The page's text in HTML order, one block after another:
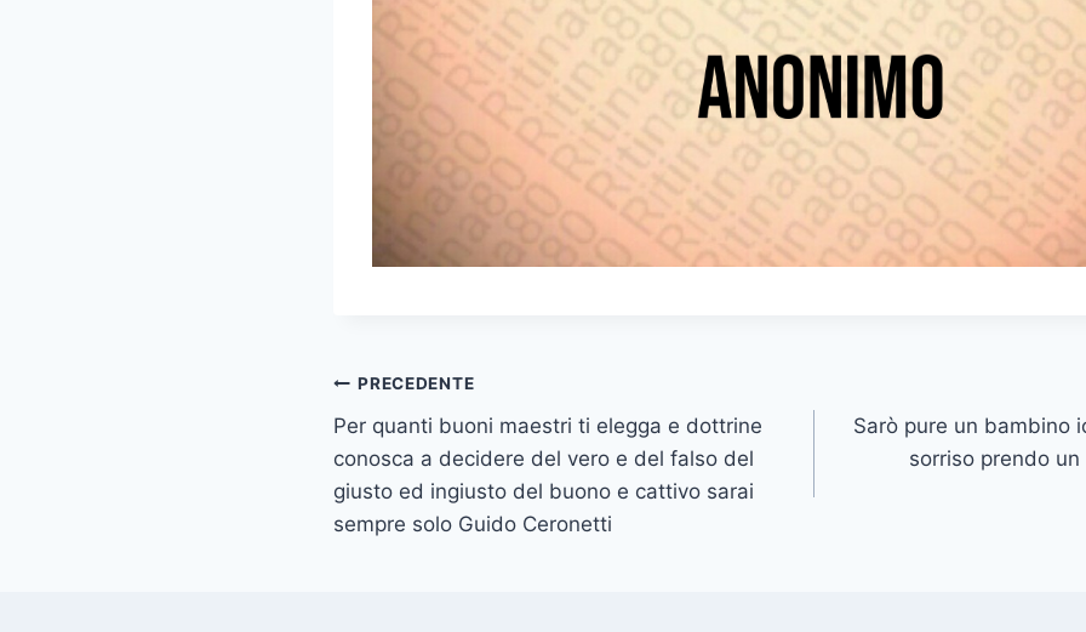
Navigazione
articoli
PRECEDENTE
Per quanti buoni maestri ti elegga e dottrine
conosca a decidere del vero e del falso del
giusto ed ingiusto del buono e cattivo sarai
sempre solo Guido Ceronetti
Sarò pure un bambino
sorriso prendo